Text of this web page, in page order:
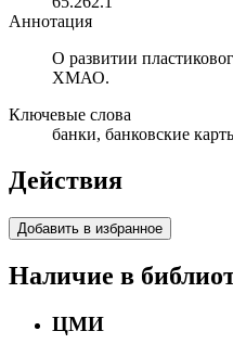
Аннотация
О развитии
ХМАО.
Ключевые слова
банки, банковские
Действия
Добавить в избранное
Наличие в
ЦМИ